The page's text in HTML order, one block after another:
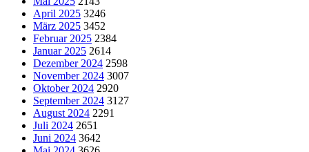
April 2025 3246
März 2025 3452
Februar 2025 2384
Januar 2025 2614
Dezember 2024 2598
November 2024 3007
Oktober 2024 2920
September 2024 3127
August 2024 2291
Juli 2024 2651
Juni 2024 3642